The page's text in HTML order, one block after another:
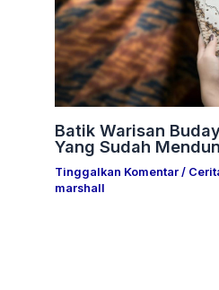
Batik Warisan
Yang Sudah
Tinggalkan Komentar /
marshall